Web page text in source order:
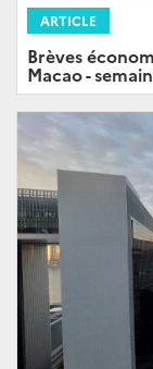
ARTICLE
Brèves
Macao -